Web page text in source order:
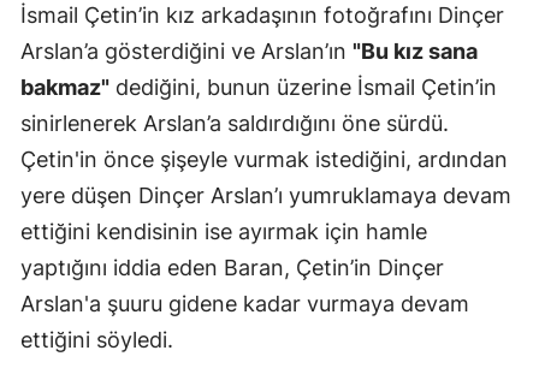
Mardin
Muğla
Muş
İsmail Çetin’in kız arkadaşının fotoğrafını Dinçer
Arslan’a gösterdiğini ve Arslan’ın "Bu kız sana
bakmaz" dediğini, bunun üzerine İsmail Çetin’in
sinirlenerek Arslan’a saldırdığını öne sürdü.
Çetin'in önce şişeyle vurmak istediğini, ardından
yere düşen Dinçer Arslan’ı yumruklamaya devam
ettiğini kendisinin ise ayırmak için hamle
yaptığını iddia eden Baran, Çetin’in Dinçer
Arslan'a şuuru gidene kadar vurmaya devam
ettiğini söyledi.